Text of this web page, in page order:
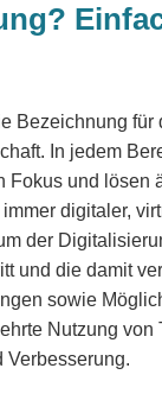
Bezeichnung für
In jedem
Fokus und lösen
digitaler,
der
und die damit
sowie
Nutzung von
Verbesserung.